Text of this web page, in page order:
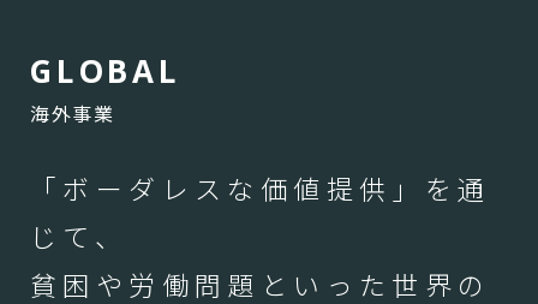
G LOBAL
海外事業
「ボーダレスな価値提供」を通
じて、
貧困や労働問題といった世界の